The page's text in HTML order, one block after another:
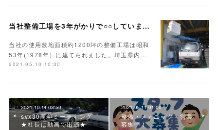
当社整備工場を3年がかりで○○しています！
当社の使用敷地面積約1200坪の整備工場は昭和
53年(1978年）に建てられました。埼玉県内…
2021.05.10 10:30
2021.10.14 03:50
svx30周年ミーティング
★社長は動画で出演★
2021.05.11 01:00
整備・メカニック・営業
募集中！